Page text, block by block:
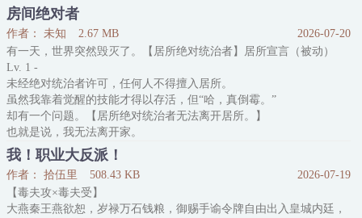
有八重、通天境有九重。
【神魂体系】神魂一共九炼，每一炼对应的神魂颜色不同，神魂九炼
为透明。
天尊方奕修为达到通天九重后，欲一统十方界域，成就十方之主。
本是胸有成竹，却偏偏遇上了气运逆天的新晋天尊韩栎，他也同样
房间绝对者
作者： 未知 2.67 MB
2026-07-20
有一天，世界突然毁灭了。【居所绝对统治者】居所宣言（被动）
Lv. 1 -
未经绝对统治者许可，任何人不得擅入居所。
虽然我靠着觉醒的技能才得以存活，但“哈，真倒霉。”
却有一个问题。【居所绝对统治者无法离开居所。】
也就是说，我无法离开家。
我！职业大反派！
作者： 拾伍里 508.43 KB
2026-07-19
【毒夫攻×毒夫受】
大燕秦王燕欲恕，岁禄万石钱粮，御赐手谕令牌自由出入皇城内廷，